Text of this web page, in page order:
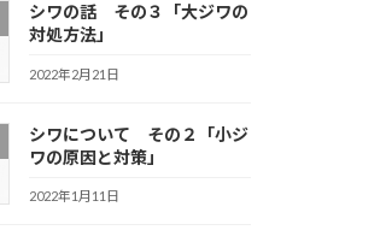
シワの話 その３「大ジワの
対処方法」
2022年2月21日
シワについて その２「小ジ
ワの原因と対策」
2022年1月11日